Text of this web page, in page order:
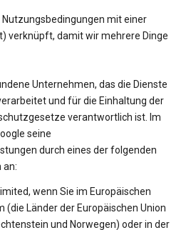
Nutzungsbedingungen mit einer
verknüpft, damit wir mehrere Dinge
Unternehmen, das die Dienste
und für die Einhaltung der
verantwortlich ist. Im
seine
durch eines der folgenden
an:
wenn Sie im Europäischen
(die Länder der Europäischen Union
und Norwegen) oder in der